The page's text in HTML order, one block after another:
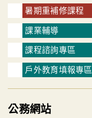
暑期重補修課程
課業輔導
課程諮詢專區
戶外教育填報專區
公務網站